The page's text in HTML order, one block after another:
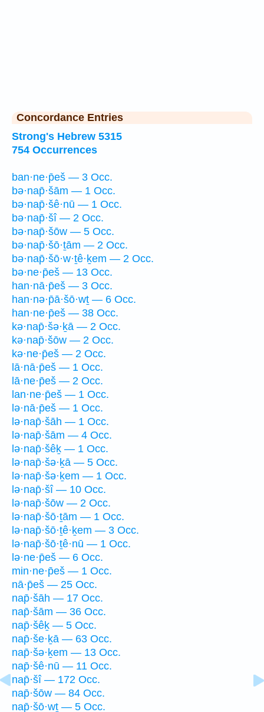
Concordance Entries
Strong's Hebrew 5315
754 Occurrences
ban·ne·p̄eš — 3 Occ.
bə·nap̄·šām — 1 Occ.
bə·nap̄·šê·nū — 1 Occ.
bə·nap̄·šî — 2 Occ.
bə·nap̄·šōw — 5 Occ.
bə·nap̄·šō·ṯām — 2 Occ.
bə·nap̄·šō·w·ṯê·ḵem — 2 Occ.
bə·ne·p̄eš — 13 Occ.
han·nā·p̄eš — 3 Occ.
han·nə·p̄ā·šō·wṯ — 6 Occ.
han·ne·p̄eš — 38 Occ.
kə·nap̄·šə·ḵā — 2 Occ.
kə·nap̄·šōw — 2 Occ.
kə·ne·p̄eš — 2 Occ.
lā·nā·p̄eš — 1 Occ.
lā·ne·p̄eš — 2 Occ.
lan·ne·p̄eš — 1 Occ.
lə·nā·p̄eš — 1 Occ.
lə·nap̄·šāh — 1 Occ.
lə·nap̄·šām — 4 Occ.
lə·nap̄·šêḵ — 1 Occ.
lə·nap̄·šə·ḵā — 5 Occ.
lə·nap̄·šə·ḵem — 1 Occ.
lə·nap̄·šî — 10 Occ.
lə·nap̄·šōw — 2 Occ.
lə·nap̄·šō·ṯām — 1 Occ.
lə·nap̄·šō·ṯê·ḵem — 3 Occ.
lə·nap̄·šō·ṯê·nū — 1 Occ.
lə·ne·p̄eš — 6 Occ.
min·ne·p̄eš — 1 Occ.
nā·p̄eš — 25 Occ.
nap̄·šāh — 17 Occ.
nap̄·šām — 36 Occ.
nap̄·šêḵ — 5 Occ.
nap̄·še·ḵā — 63 Occ.
nap̄·šə·ḵem — 13 Occ.
nap̄·šê·nū — 11 Occ.
nap̄·šî — 172 Occ.
nap̄·šōw — 84 Occ.
nap̄·šō·wṯ — 5 Occ.